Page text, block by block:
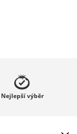
Nejlepšívýběr